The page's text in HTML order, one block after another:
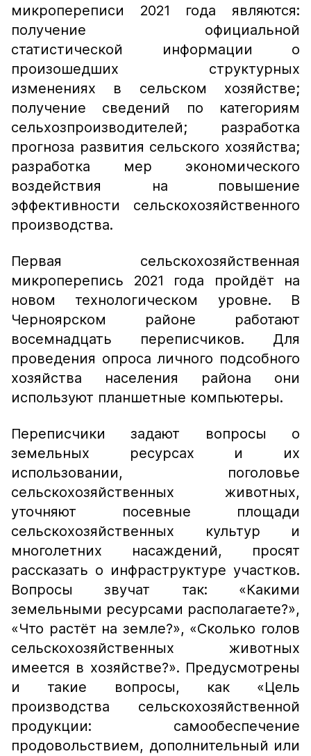
микропереписи 2021 года являются:
получение официальной
статистической информации о
произошедших структурных
изменениях в сельском хозяйстве;
получение сведений по категориям
сельхозпроизводителей; разработка
прогноза развития сельского хозяйства;
разработка мер экономического
воздействия на повышение
эффективности сельскохозяйственного
производства.
Первая сельскохозяйственная
микроперепись 2021 года пройдёт на
новом технологическом уровне. В
Черноярском районе работают
восемнадцать переписчиков. Для
проведения опроса личного подсобного
хозяйства населения района они
используют планшетные компьютеры.
Переписчики задают вопросы о
земельных ресурсах и их
использовании, поголовье
сельскохозяйственных животных,
уточняют посевные площади
сельскохозяйственных культур и
многолетних насаждений, просят
рассказать о инфраструктуре участков.
Вопросы звучат так: «Какими
земельными ресурсами располагаете?»,
«Что растёт на земле?», «Сколько голов
сельскохозяйственных животных
имеется в хозяйстве?». Предусмотрены
и такие вопросы, как «Цель
производства сельскохозяйственной
продукции: самообеспечение
продовольствием, дополнительный или